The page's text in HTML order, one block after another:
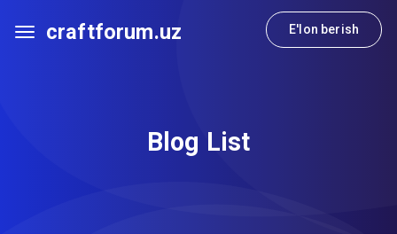
craftforum.uz E'lon berish
Blog List